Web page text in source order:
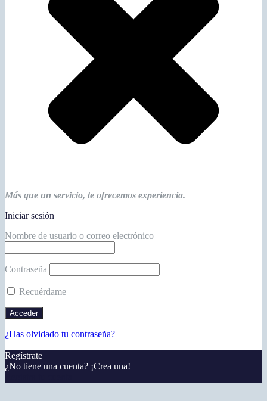
Más que un servicio, te ofrecemos experiencia.
Iniciar sesión
Nombre de usuario o correo electrónico
Contraseña
Recuérdame
¿Has olvidado tu contraseña?
Regístrate
¿No tiene una cuenta? ¡Crea una!